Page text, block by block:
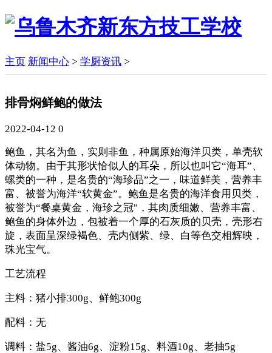
主页 新闻中心 > 学厨资讯 >
排骨焖鲜鲍的做法
2022-04-12 0
鲍鱼，其名为鱼，实则非鱼，种属原始海洋贝类，单壳软
体动物。由于其形状恰似人的耳朵，所以也叫它“海耳”、
螺类的一种，是名贵的“海珍品”之一，味道鲜美，营养丰
富、被誉为海洋“软黄金”。鲍鱼是名贵的海洋食用贝类，
被誉为“餐桌黄金，海珍之冠"，其肉质细嫩、营养丰富、
鲍鱼的身体外边，包被着一个厚的石灰质的贝壳，壳形右
旋，表面呈深绿褐色、壳内侧紫、绿、白等色交相辉映，
珠光宝气。
工艺流程
主料：猪小排300g、鲜鲍300g
配料：无
调料：盐5g、酱油6g、淀粉15g、料酒10g、老抽5g